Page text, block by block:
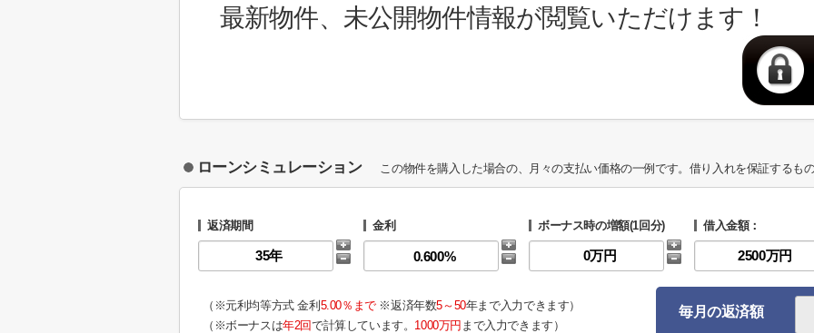
最新物件、未公開物件情報が閲覧いただけます！
ローンシミュレーション この物件を購入した場合の、月々の支払い価格の一例です。借り入れを保証するも
返済期間 金利 ボーナス時の増額(1回分) 借入金額：
（※元利均等方式 金利 5.00％まで※返済年数5～50年まで入力できます）
（※ボーナスは年2回で計算しています。 1000万円 まで入力できます）
毎月の返済額